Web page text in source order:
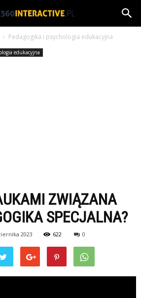
Pedagogika i psychologia edukacyjna
edukacyjna
ZWIĄZANA
SPECJALNA?
2023 622 0